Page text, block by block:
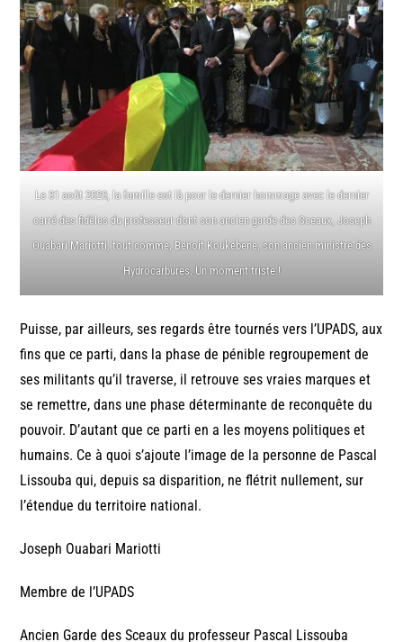
Le 31 août 2020, la famille est là pour le dernier hommage avec le dernier
carré des fidèles du professeur dont son ancien garde des Sceaux, Joseph
Ouabari Mariotti, tout comme, Benoit Koukebene, son ancien ministre des
Hydrocarbures. Un moment triste !
Puisse, par ailleurs, ses regards être tournés vers l’UPADS, aux
fins que ce parti, dans la phase de pénible regroupement de
ses militants qu’il traverse, il retrouve ses vraies marques et
se remettre, dans une phase déterminante de reconquête du
pouvoir. D’autant que ce parti en a les moyens politiques et
humains. Ce à quoi s’ajoute l’image de la personne de Pascal
Lissouba qui, depuis sa disparition, ne flétrit nullement, sur
l’étendue du territoire national.
Joseph Ouabari Mariotti
Membre de l’UPADS
Ancien Garde des Sceaux du professeur Pascal Lissouba